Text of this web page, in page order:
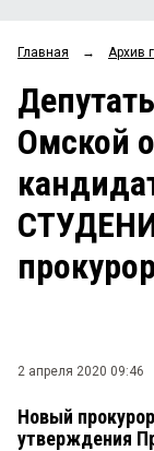
ОБЩЕСТВО
ЗАКОН
СТИЛЬ ЖИЗНИ
Главная → Архив
Омской
2 апреля 2020 09:46
Новый
утверждения